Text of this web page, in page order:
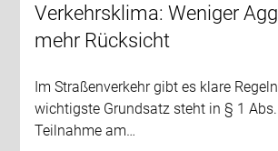
Verkehrsklima: Weniger
mehr Rücksicht
Im Straßenverkehr gibt es klare
wichtigste Grundsatz steht in § 1 Abs.
Teilnahme am…